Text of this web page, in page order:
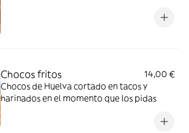
Chocos fritos
14,00 €
Chocos de Huelva cortado en tacos y
harinados en el momento que los pidas